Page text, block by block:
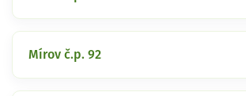
Mírov č.p. 92